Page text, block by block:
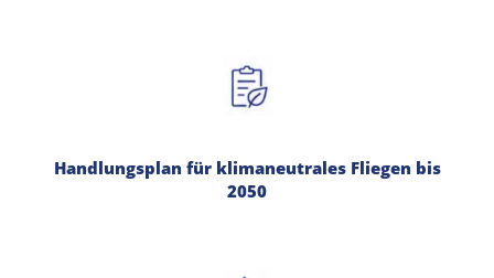
Handlungsplan für klimaneutrales Fliegen bis
2050